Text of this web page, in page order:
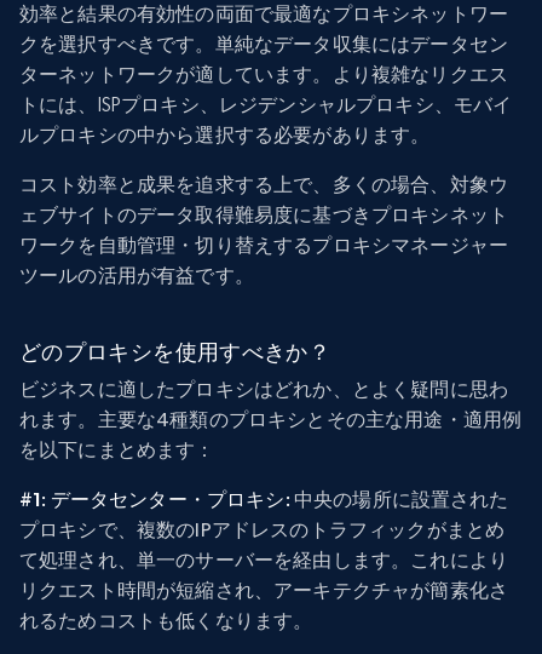
効率と結果の有効性の両面で最適なプロキシネットワー
クを選択すべきです。単純なデータ収集にはデータセン
ターネットワークが適しています。より複雑なリクエス
トには、ISPプロキシ、レジデンシャルプロキシ、モバイ
ルプロキシの中から選択する必要があります。
コスト効率と成果を追求する上で、多くの場合、対象ウ
ェブサイトのデータ取得難易度に基づきプロキシネット
ワークを自動管理・切り替えするプロキシマネージャー
ツールの活用が有益です。
どのプロキシを使用すべきか？
ビジネスに適したプロキシはどれか、とよく疑問に思わ
れます。主要な4種類のプロキシとその主な用途・適用例
を以下にまとめます：
#1: データセンター・プロキシ: 中央の場所に設置された
プロキシで、複数のIPアドレスのトラフィックがまとめ
て処理され、単一のサーバーを経由します。これにより
リクエスト時間が短縮され、アーキテクチャが簡素化さ
れるためコストも低くなります。